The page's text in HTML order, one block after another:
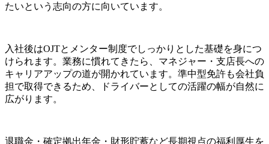
たいという志向の方に向いています。
入社後はOJTとメンター制度でしっかりとした基礎を身につ
けられます。業務に慣れてきたら、マネジャー・支店長への
キャリアアップの道が開かれています。準中型免許も会社負
担で取得できるため、ドライバーとしての活躍の幅が自然に
広がります。
退職金・確定拠出年金・財形貯蓄など長期視点の福利厚生を